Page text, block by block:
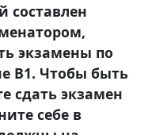
составлен
экзамены по
B1. Чтобы быть
сдать экзамен
себе в